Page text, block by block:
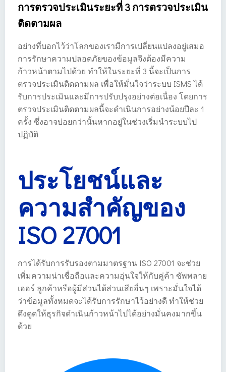
การตรวจประเมินระยะที่ 3 การตรวจประเมิน
ติดตามผล
อย่างที่บอกไว้ว่าโลกของเรามีการเปลี่ยนแปลงอยู่เสมอ
การรักษาความปลอดภัยของข้อมูลจึงต้องมีความ
ก้าวหน้าตามไปด้วย ทำให้ในระยะที่ 3 นี้จะเป็นการ
ตรวจประเมินติดตามผล เพื่อให้มั่นใจว่าระบบ ISMS ได้
รับการประเมินและมีการปรับปรุงอย่างต่อเนื่อง โดยการ
ตรวจประเมินติดตามผลนี้จะดำเนินการอย่างน้อยปีละ 1
ครั้ง ซึ่งอาจบ่อยกว่านั้นหากอยู่ในช่วงเริ่มนำระบบไป
ปฏิบัติ
ประโยชน์และ
ความสำคัญของ
ISO 27001
การได้รับการรับรองตามมาตรฐาน ISO 27001 จะช่วย
เพิ่มความน่าเชื่อถือและความอุ่นใจให้กับคู่ค้า ซัพพลาย
เออร์ ลูกค้าหรือผู้มีส่วนได้ส่วนเสียอื่นๆ เพราะมั่นใจได้
ว่าข้อมูลทั้งหมดจะได้รับการรักษาไว้อย่างดี ทำให้ช่วย
ดึงดูดให้ธุรกิจดำเนินก้าวหน้าไปได้อย่างมั่นคงมากขึ้น
ด้วย